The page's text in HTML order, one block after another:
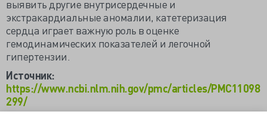
выявить другие внутрисердечные и
экстракардиальные аномалии, катетеризация
сердца играет важную роль в оценке
гемодинамических показателей и легочной
гипертензии.
Источник:
https://www.ncbi.nlm.nih.gov/pmc/articles/PMC11098
299/